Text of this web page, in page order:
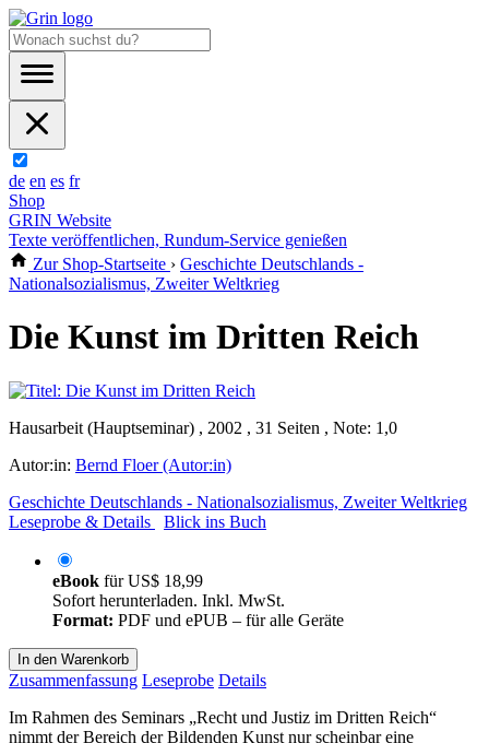
de en es fr
Shop
GRIN Website
Texte veröffentlichen, Rundum-Service genießen
Zur Shop-Startseite › Geschichte Deutschlands -
Nationalsozialismus, Zweiter Weltkrieg
Die Kunst im Dritten Reich
Hausarbeit (Hauptseminar) , 2002 , 31 Seiten , Note: 1,0
Autor:in: Bernd Floer (Autor:in)
Geschichte Deutschlands - Nationalsozialismus, Zweiter Weltkrieg
Leseprobe & Details
Blick ins Buch
eBook fürUS$ 18,99
Sofort herunterladen. Inkl. MwSt.
Format: PDF und ePUB – für alle Geräte
In den Warenkorb
Zusammenfassung Leseprobe Details
Im Rahmen des Seminars „Recht und Justiz im Dritten Reich“
nimmt der Bereich der Bildenden Kunst nur scheinbar eine